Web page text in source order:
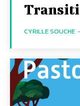
CYRILLE SOUCHE -